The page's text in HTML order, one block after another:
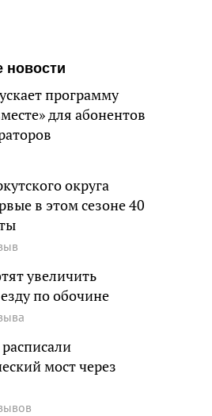
новости
программу
для абонентов
округа
в этом сезоне 40
увеличить
по обочине
мост через